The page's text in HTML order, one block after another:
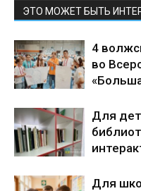
ЭТО МОЖЕТ БЫТЬ
4
во
Для
Для